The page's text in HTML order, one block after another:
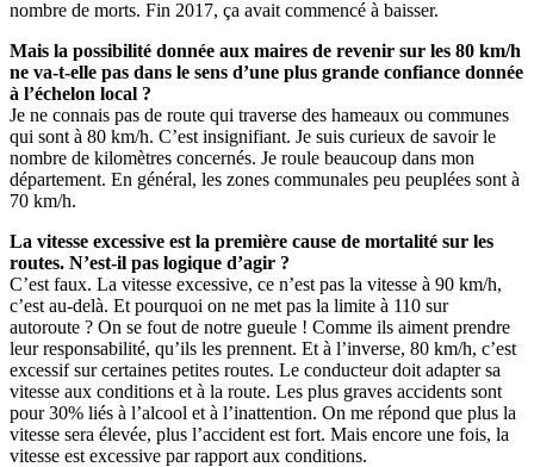
nombre de morts. Fin 2017, ça avait commencé à baisser.
Mais la possibilité donnée aux maires de revenir sur les 80 km/h
ne va-t-elle pas dans le sens d’une plus grande confiance donnée
à l’échelon local ?
Je ne connais pas de route qui traverse des hameaux ou communes
qui sont à 80 km/h. C’est insignifiant. Je suis curieux de savoir le
nombre de kilomètres concernés. Je roule beaucoup dans mon
département. En général, les zones communales peu peuplées sont à
70 km/h.
La vitesse excessive est la première cause de mortalité sur les
routes. N’est-il pas logique d’agir ?
C’est faux. La vitesse excessive, ce n’est pas la vitesse à 90 km/h,
c’est au-delà. Et pourquoi on ne met pas la limite à 110 sur
autoroute ? On se fout de notre gueule ! Comme ils aiment prendre
leur responsabilité, qu’ils les prennent. Et à l’inverse, 80 km/h, c’est
excessif sur certaines petites routes. Le conducteur doit adapter sa
vitesse aux conditions et à la route. Les plus graves accidents sont
pour 30% liés à l’alcool et à l’inattention. On me répond que plus la
vitesse sera élevée, plus l’accident est fort. Mais encore une fois, la
vitesse est excessive par rapport aux conditions.